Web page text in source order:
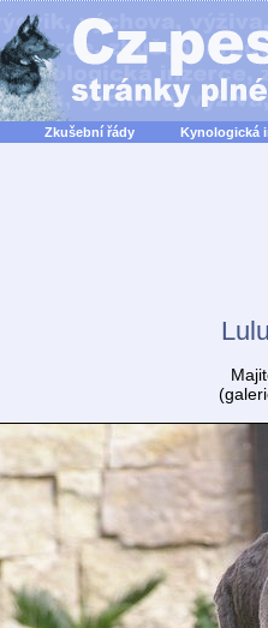
Zkušební řády Kynologická